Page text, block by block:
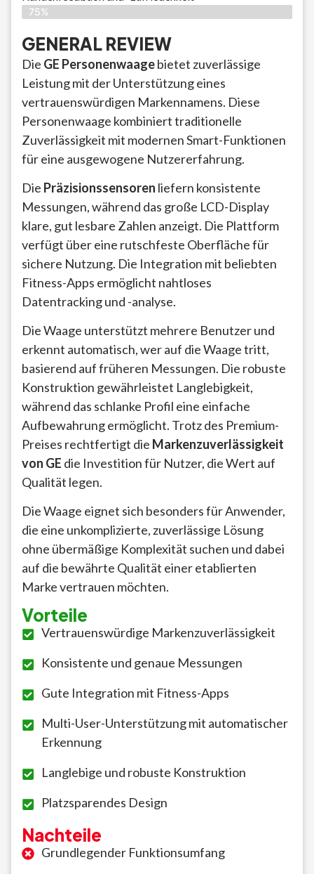
75%
GENERAL REVIEW
Die GE Personenwaagebietet zuverlässige
Leistung mit der Unterstützung eines
vertrauenswürdigen Markennamens. Diese
Personenwaage kombiniert traditionelle
Zuverlässigkeit mit modernen Smart-Funktionen
für eine ausgewogene Nutzererfahrung.
Die Präzisionssensoren liefern konsistente
Messungen, während das große LCD-Display
klare, gut lesbare Zahlen anzeigt. Die Plattform
verfügt über eine rutschfeste Oberfläche für
sichere Nutzung. Die Integration mit beliebten
Fitness-Apps ermöglicht nahtloses
Datentracking und -analyse.
Die Waage unterstützt mehrere Benutzer und
erkennt automatisch, wer auf die Waage tritt,
basierend auf früheren Messungen. Die robuste
Konstruktion gewährleistet Langlebigkeit,
während das schlanke Profil eine einfache
Aufbewahrung ermöglicht. Trotz des Premium-
Preises rechtfertigt die Markenzuverlässigkeit
von GE die Investition für Nutzer, die Wert auf
Qualität legen.
Die Waage eignet sich besonders für Anwender,
die eine unkomplizierte, zuverlässige Lösung
ohne übermäßige Komplexität suchen und dabei
auf die bewährte Qualität einer etablierten
Marke vertrauen möchten.
Vorteile
Vertrauenswürdige Markenzuverlässigkeit
Konsistente und genaue Messungen
Gute Integration mit Fitness-Apps
Multi-User-Unterstützung mit automatischer
Erkennung
Langlebige und robuste Konstruktion
Platzsparendes Design
Nachteile
Grundlegender Funktionsumfang